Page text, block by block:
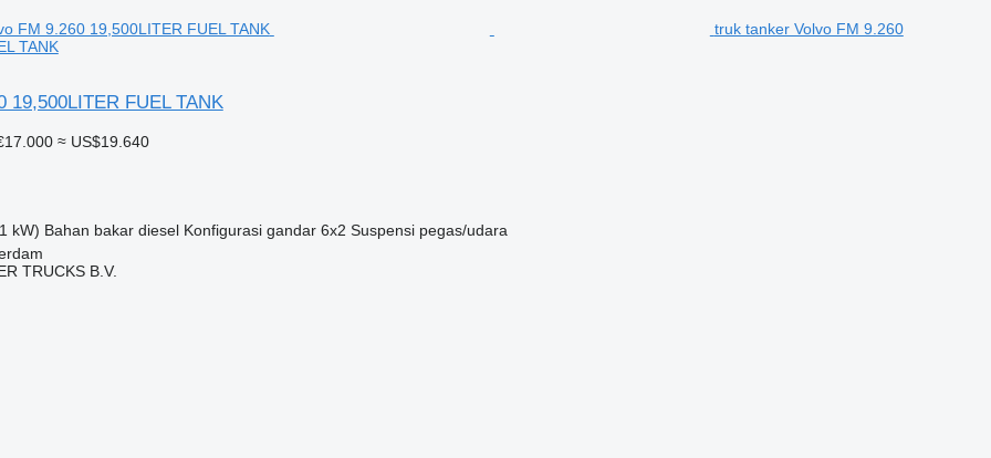
truk tanker Volvo FM 9.260
TANK
19,500LITER FUEL TANK
≈ US$19.640
kW) Bahan bakar diesel Konfigurasi gandar 6x2 Suspensi pegas/udara
TRUCKS B.V.